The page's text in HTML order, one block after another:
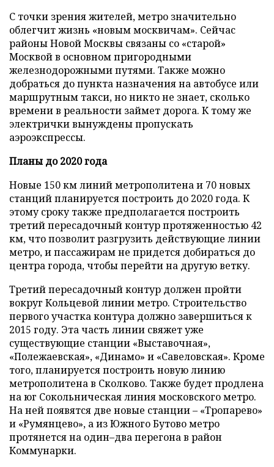
С точки зрения жителей, метро значительно
облегчит жизнь «новым москвичам». Сейчас
районы Новой Москвы связаны со «старой»
Москвой в основном пригородными
железнодорожными путями. Также можно
добраться до пункта назначения на автобусе или
маршрутным такси, но никто не знает, сколько
времени в реальности займет дорога. К тому же
электрички вынуждены пропускать
аэроэкспрессы.
Планы до 2020 года
Новые 150 км линий метрополитена и 70 новых
станций планируется построить до 2020 года. К
этому сроку также предполагается построить
третий пересадочный контур протяженностью 42
км, что позволит разгрузить действующие линии
метро, и пассажирам не придется добираться до
центра города, чтобы перейти на другую ветку.
Третий пересадочный контур должен пройти
вокруг Кольцевой линии метро. Строительство
первого участка контура должно завершиться к
2015 году. Эта часть линии свяжет уже
существующие станции «Выставочная»,
«Полежаевская», «Динамо» и «Савеловская». Кроме
того, планируется построить новую линию
метрополитена в Сколково. Также будет продлена
на юг Сокольническая линия московского метро.
На ней появятся две новые станции– «Тропарево»
и «Румянцево», а из Южного Бутово метро
протянется на один–два перегона в район
Коммунарки.